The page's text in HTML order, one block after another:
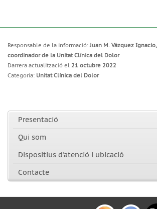
Responsable de la informació:Juan M. Vázquez Ignacio,
coordinador de la Unitat Clínica del Dolor
Darrera actualització el 21 octubre 2022
Categoria: Unitat Clínica del Dolor
Presentació
Qui som
Dispositius d'atenció i ubicació
Contacte